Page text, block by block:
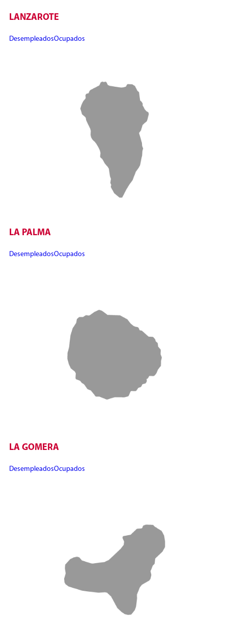
LANZAROTE
DesempleadosOcupados
LA PALMA
DesempleadosOcupados
LA GOMERA
DesempleadosOcupados